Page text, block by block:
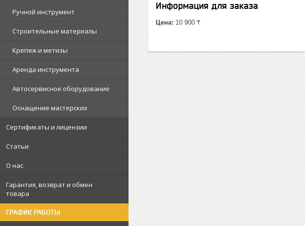
Ручной инструмент
Строительные материалы
Крепеж и метизы
Аренда инструмента
Автосервисное оборудование
Оснащение мастерских
Сертификаты и лицензии
Статьи
О нас
Гарантия, возврат и обмен
товара
ГРАФИК РАБОТЫ
Информация для заказа
Цена: 10 900 ₸